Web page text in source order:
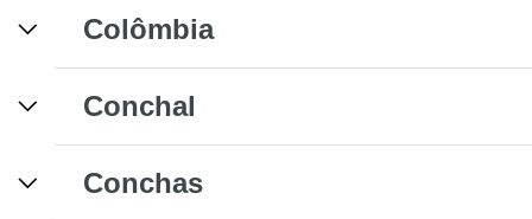
Colômbia
Conchal
Conchas